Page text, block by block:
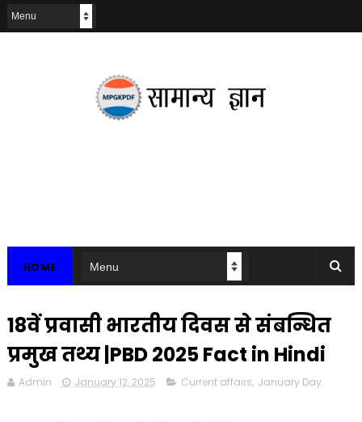
HOME
18वें प्रवासी भारतीय दिवस से संबन्धित
प्रमुख तथ्य |PBD 2025 Fact in Hindi
Admin January 12, 2025 Current affairs, January Day